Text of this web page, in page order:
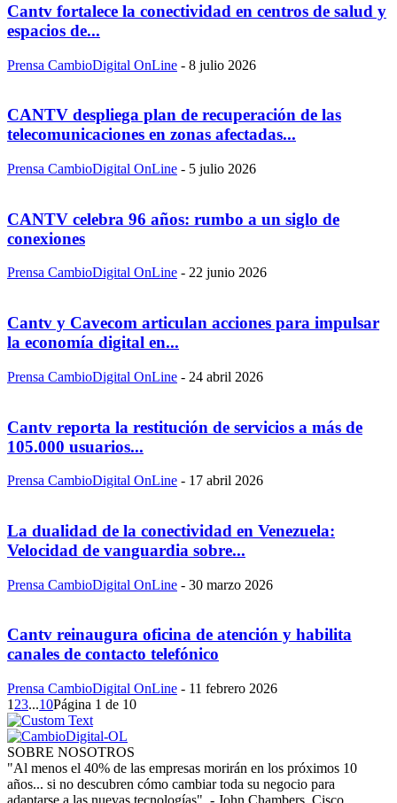
Cantv fortalece la conectividad en centros de salud y
espacios de...
Prensa CambioDigital OnLine - 8 julio 2026
CANTV despliega plan de recuperación de las
telecomunicaciones en zonas afectadas...
Prensa CambioDigital OnLine - 5 julio 2026
CANTV celebra 96 años: rumbo a un siglo de
conexiones
Prensa CambioDigital OnLine - 22 junio 2026
Cantv y Cavecom articulan acciones para impulsar
la economía digital en...
Prensa CambioDigital OnLine - 24 abril 2026
Cantv reporta la restitución de servicios a más de
105.000 usuarios...
Prensa CambioDigital OnLine - 17 abril 2026
La dualidad de la conectividad en Venezuela:
Velocidad de vanguardia sobre...
Prensa CambioDigital OnLine - 30 marzo 2026
Cantv reinaugura oficina de atención y habilita
canales de contacto telefónico
Prensa CambioDigital OnLine - 11 febrero 2026
1 23...10Página 1 de 10
SOBRE NOSOTROS
"Al menos el 40% de las empresas morirán en los próximos 10
años... si no descubren cómo cambiar toda su negocio para